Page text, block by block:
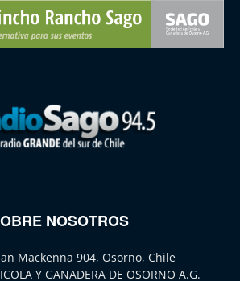
NOSOTROS
Mackenna 904, Osorno, Chile
Y GANADERA DE OSORNO A.G.